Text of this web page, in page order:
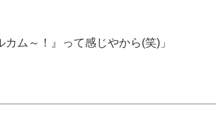
～！』って感じやから(笑)」